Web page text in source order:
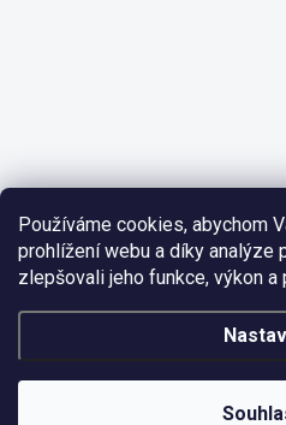
Používáme cookies, abychom
prohlížení webu a díky analýze
zlepšovali jeho funkce, výkon a